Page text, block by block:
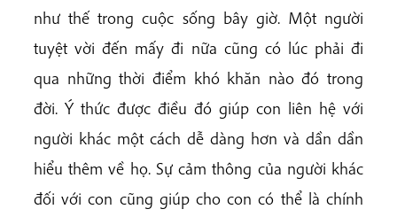
như thế trong cuộc sống bây giờ. Một người
tuyệt vời đến mấy đi nữa cũng có lúc phải đi
qua những thời điểm khó khăn nào đó trong
đời. Ý thức được điều đó giúp con liên hệ với
người khác một cách dễ dàng hơn và dần dần
hiểu thêm về họ. Sự cảm thông của người khác
đối với con cũng giúp cho con có thể là chính